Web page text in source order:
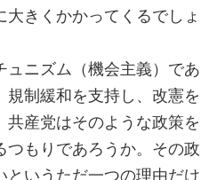
きくかかってくるでしょ
ニズム（機会主義）であ
規制緩和を支持し、改憲を
共産党はそのような政策を
つもりであろうか。その政
というただ一つの理由だけ